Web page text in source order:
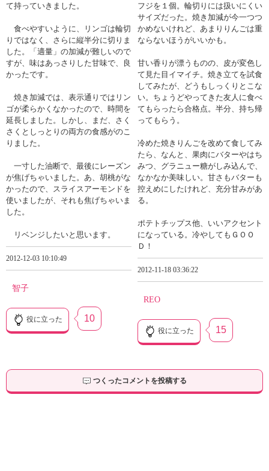
て持っていきました。
食べやすいように、リンゴは輪切
りではなく、さらに縦半分に切りま
した。「適量」の加減が難しいので
すが、味はあっさりした甘味で、良
かったです。
焼き加減では、表示通りではリン
ゴが柔らかくなかったので、時間を
延長しました。しかし、まだ、さく
さくとしっとりの両方の食感がのこ
りました。
一寸した油断で、最後にレーズン
が焦げちゃいました。あ、胡桃がな
かったので、スライスアーモンドを
使いましたが、それも焦げちゃいま
した。
リベンジしたいと思います。
2012-12-03 10:10:49
智子
役に立った 10
フジを１個。輪切りには扱いにくい
サイズだった。焼き加減が今一つつ
かめないけれど、あまりりんごは重
ならないほうがいいかも。
甘い香りが漂うものの、皮が変色し
て見た目イマイチ。焼き立てを試食
してみたが、どうもしっくりとこな
い。ちょうどやってきた友人に食べ
てもらったら合格点。半分、持ち帰
ってもらう。
冷めた焼きりんごを改めて食してみ
たら、なんと、果肉にバターやはち
みつ、グラニュー糖がしみ込んで、
なかなか美味しい。甘さもバターも
控えめにしたけれど、充分甘みがあ
る。
ポテトチップス他、いいアクセント
になっている。冷やしてもＧＯＯ
Ｄ！
2012-11-18 03:36:22
REO
役に立った 15
つくったコメントを投稿する